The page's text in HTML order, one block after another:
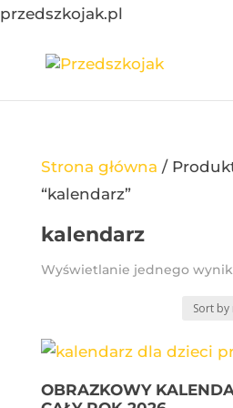
przedszkojak.pl
Strona główna /
“kalendarz”
kalendarz
Wyświetlanie jednego
OBRAZKOWY